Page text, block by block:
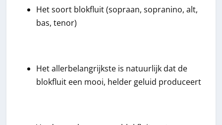
Het soort blokfluit (sopraan, sopranino, alt,
bas, tenor)
Het allerbelangrijkste is natuurlijk dat de
blokfluit een mooi, helder geluid produceert